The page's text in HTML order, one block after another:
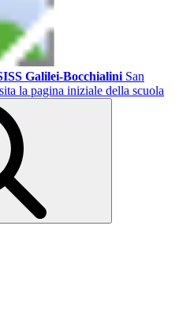
Galilei-Bocchialini San
la pagina iniziale della scuola